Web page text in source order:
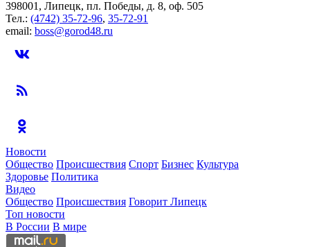
398001, Липецк, пл. Победы, д. 8, оф. 505
Тел.: (4742) 35-72-96, 35-72-91
email: boss@gorod48.ru
Новости
Общество Происшествия Спорт Бизнес Культура
Здоровье Политика
Видео
Общество Происшествия Говорит Липецк
Топ новости
В России В мире